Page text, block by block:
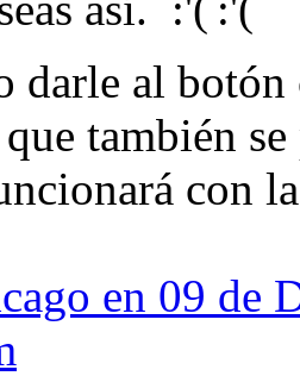
darle al
también
con
en 09 de